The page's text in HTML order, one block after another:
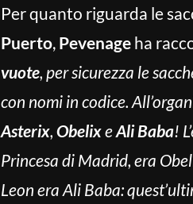
Per quanto riguarda le
Puerto, Pevenage ha
vuote, per sicurezza le
con nomi in codice.
Asterix, ObelixeAli Baba!
Princesa di Madrid, era
Leon era Ali Baba: